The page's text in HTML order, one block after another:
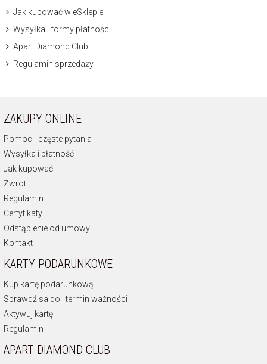
Jak kupować w eSklepie
Wysyłka i formy płatności
Apart Diamond Club
Regulamin sprzedaży
ZAKUPY ONLINE
Pomoc - częste pytania
Wysyłka i płatność
Jak kupować
Zwrot
Regulamin
Certyfikaty
Odstąpienie od umowy
Kontakt
KARTY PODARUNKOWE
Kup kartę podarunkową
Sprawdź saldo i termin ważności
Aktywuj kartę
Regulamin
APART DIAMOND CLUB